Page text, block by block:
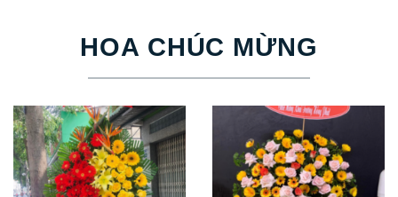
HOA CHÚC MỪNG